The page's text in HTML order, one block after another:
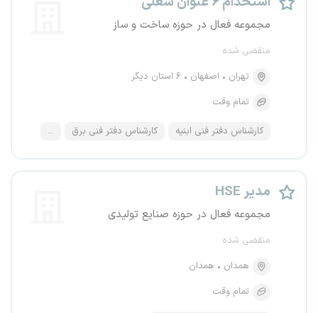
مجموعه فعال در حوزه ساخت و ساز
منقضی شده
تهران
اصفهان
۶ استان دیگر
تمام وقت
کارشناس دفتر فنی ابنیه کارشناس دفتر فنی برق ...
مدیر HSE
مجموعه فعال در حوزه صنایع تولیدی
منقضی شده
همدان
همدان
تمام وقت